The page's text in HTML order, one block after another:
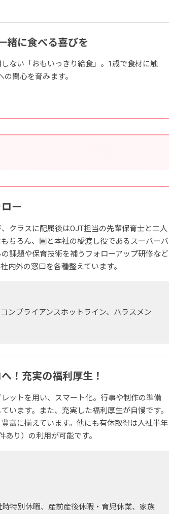
緒に食べる喜びを
ない「おもいっきり給食」。1歳で食材に触
関心を育みます。
ー
クラスに配属後はOJT担当の先輩保育士と二人
ちろん、園と本社の橋渡し役であるスーパーバ
課題や保育技術を補うフォローアップ研修など
内外の窓口を各種整えています。
ンプライアンスホットライン、ハラスメン
！充実の福利厚生！
ットを用い、スマート化。行事や制作の準備
います。また、充実した福利厚生が自慢です。
富に揃えています。他にも有休取得は入社半年
り）の利用が可能です。
特別休暇、産前産後休暇・育児休業、家族